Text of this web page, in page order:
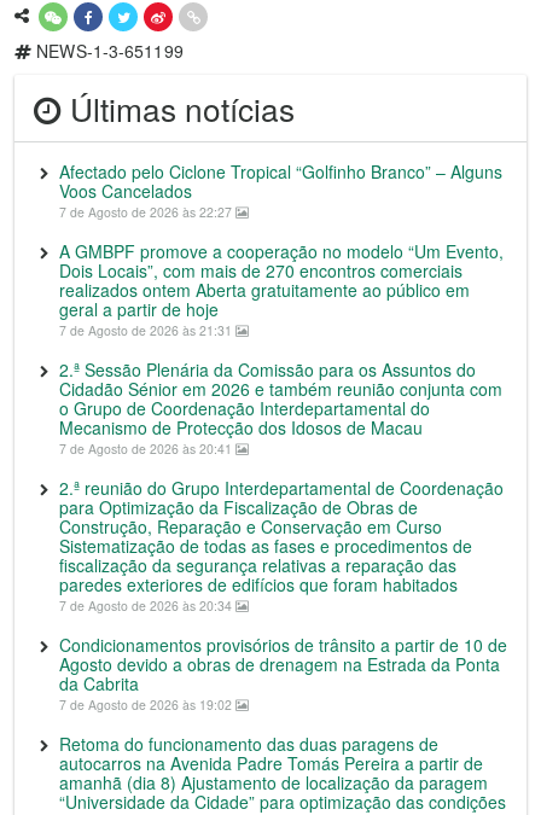
NEWS-1-3-651199
Últimas notícias
Afectado pelo Ciclone Tropical “Golfinho Branco” – Alguns
Voos Cancelados
7 de Agosto de 2026 às 22:27
A GMBPF promove a cooperação no modelo “Um Evento,
Dois Locais”, com mais de 270 encontros comerciais
realizados ontem Aberta gratuitamente ao público em
geral a partir de hoje
7 de Agosto de 2026 às 21:31
2.ª Sessão Plenária da Comissão para os Assuntos do
Cidadão Sénior em 2026 e também reunião conjunta com
o Grupo de Coordenação Interdepartamental do
Mecanismo de Protecção dos Idosos de Macau
7 de Agosto de 2026 às 20:41
2.ª reunião do Grupo Interdepartamental de Coordenação
para Optimização da Fiscalização de Obras de
Construção, Reparação e Conservação em Curso
Sistematização de todas as fases e procedimentos de
fiscalização da segurança relativas a reparação das
paredes exteriores de edifícios que foram habitados
7 de Agosto de 2026 às 20:34
Condicionamentos provisórios de trânsito a partir de 10 de
Agosto devido a obras de drenagem na Estrada da Ponta
da Cabrita
7 de Agosto de 2026 às 19:02
Retoma do funcionamento das duas paragens de
autocarros na Avenida Padre Tomás Pereira a partir de
amanhã (dia 8) Ajustamento de localização da paragem
“Universidade da Cidade” para optimização das condições